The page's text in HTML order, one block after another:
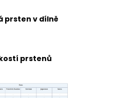
prsten v dílně
prstenů